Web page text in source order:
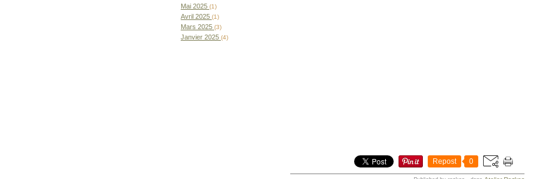
Mai 2025 (1)
Avril 2025 (1)
Mars 2025 (3)
Janvier 2025 (4)
Repost 0